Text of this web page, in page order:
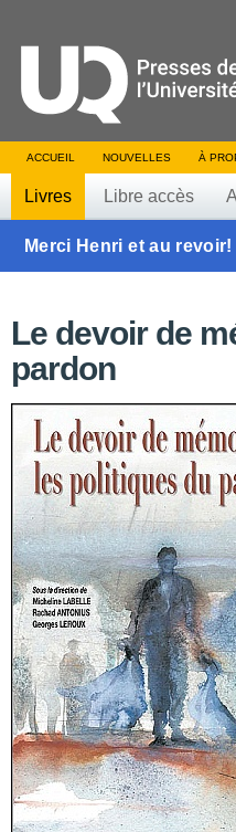
ACCUEIL NOUVELLES À
Livres Libre accès
Merci Henri et au revoir!
Le devoir de
pardon